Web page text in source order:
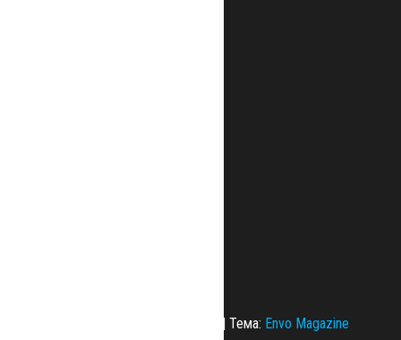
| Тема: Envo Magazine